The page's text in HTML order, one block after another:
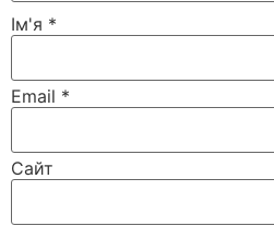
Ім'я *
Email *
Сайт